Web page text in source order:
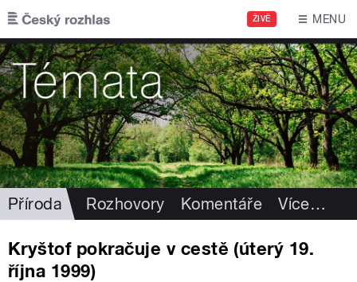
Přejít k hlavnímu obsahu
ŽIVĚ MENU
Příroda Rozhovory Komentáře Více…
Kryštof pokračuje v cestě (úterý 19.
října 1999)